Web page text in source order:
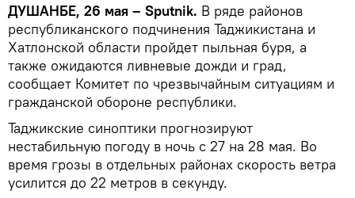
ДУШАНБЕ, 26 мая – Sputnik. В ряде районов
республиканского подчинения Таджикистана и
Хатлонской области пройдет пыльная буря, а
также ожидаются ливневые дожди и град,
сообщает Комитет по чрезвычайным ситуациям и
гражданской обороне республики.
Таджикские синоптики прогнозируют
нестабильную погоду в ночь с 27 на 28 мая. Во
время грозы в отдельных районах скорость ветра
усилится до 22 метров в секунду.